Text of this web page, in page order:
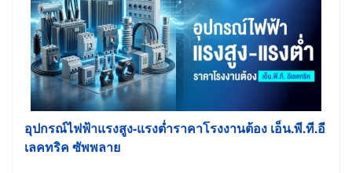
อุปกรณ์ไฟฟ้าแรงสูง-แรงต่ำราคาโรงงานต้อง เอ็น.พี.ที.อี
เลคทริค ซัพพลาย